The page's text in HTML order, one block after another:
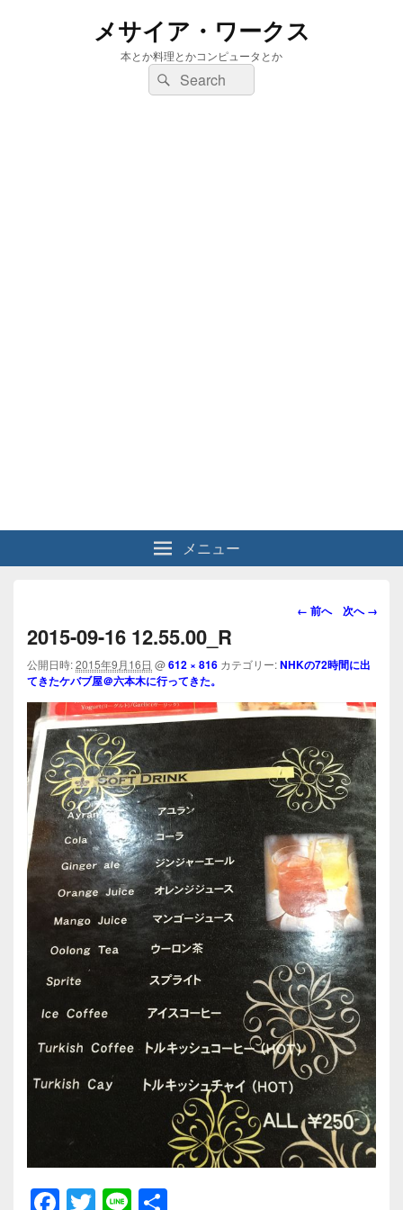
メサイア・ワークス
本とか料理とかコンピュータとか
検
索:
検
索
メニュー
画
ビ
ー
ョ
ン
← 前へ 次へ →
2015-09-16 12.55.00_R
公開日時:2015年9月16日 @612 × 816 カテゴリー:NHKの72時間に出
てきたケバブ屋＠六本木に行ってきた。